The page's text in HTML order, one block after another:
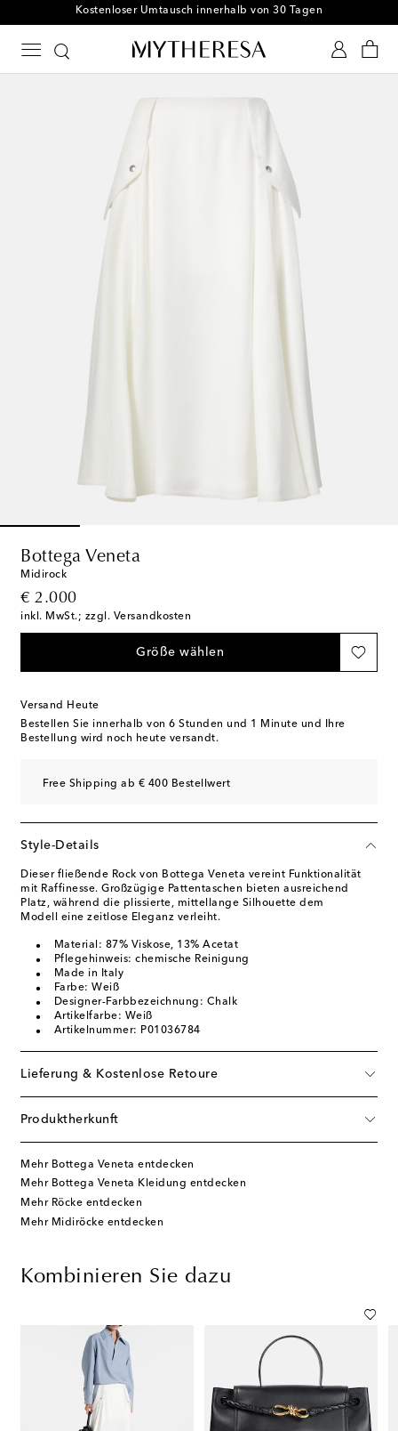
Kostenloser Umtausch innerhalb von 30 Tagen
Bottega Veneta
Midirock
€ 2.000
original price
inkl. MwSt.; zzgl. Versandkosten
Größe wählen
Versand Heute
Bestellen Sie innerhalb von 6 Stunden und 1 Minute und Ihre
Bestellung wird noch heute versandt.
Free Shipping ab € 400 Bestellwert
Style-Details
Dieser fließende Rock von Bottega Veneta vereint Funktionalität
mit Raffinesse. Großzügige Pattentaschen bieten ausreichend
Platz, während die plissierte, mittellange Silhouette dem
Modell eine zeitlose Eleganz verleiht.
Material: 87% Viskose, 13% Acetat
Pflegehinweis: chemische Reinigung
Made in Italy
Farbe: Weiß
Designer-Farbbezeichnung: Chalk
Artikelfarbe: Weiß
Artikelnummer: P01036784
Lieferung & Kostenlose Retoure
Produktherkunft
Mehr Bottega Veneta entdecken
Mehr Bottega Veneta Kleidung entdecken
Mehr Röcke entdecken
Mehr Midiröcke entdecken
Kombinieren Sie dazu